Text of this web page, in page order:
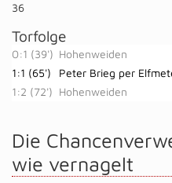
36
Torfolge
0:1 (39') Hohenweiden
1:1 (65')
Peter Brieg per
1:2 (72') Hohenweiden
Die
wie vernagelt